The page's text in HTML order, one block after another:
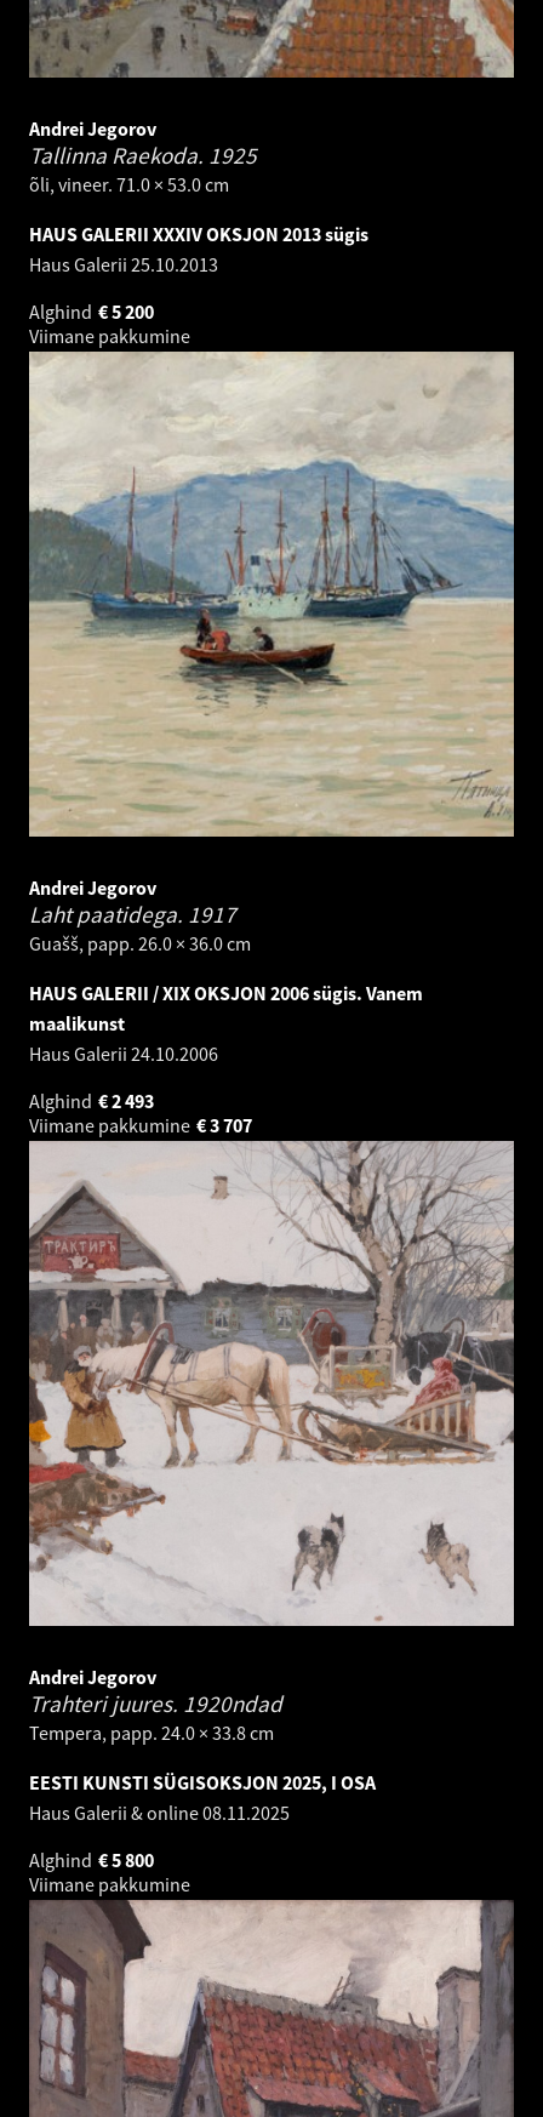
Andrei Jegorov
Tallinna Raekoda. 1925
õli, vineer. 71.0 × 53.0 cm
HAUS GALERII XXXIV OKSJON 2013 sügis
Haus Galerii 25.10.2013
Alghind
5 200
€
Viimane pakkumine
Andrei Jegorov
Laht paatidega. 1917
Guašš, papp. 26.0 × 36.0 cm
HAUS GALERII / XIX OKSJON 2006 sügis. Vanem
maalikunst
Haus Galerii 24.10.2006
Alghind
2 493
€
Viimane pakkumine
3 707
€
Andrei Jegorov
Trahteri juures. 1920ndad
Tempera, papp. 24.0 × 33.8 cm
EESTI KUNSTI SÜGISOKSJON 2025, I OSA
Haus Galerii & online08.11.2025
Alghind
5 800
€
Viimane pakkumine